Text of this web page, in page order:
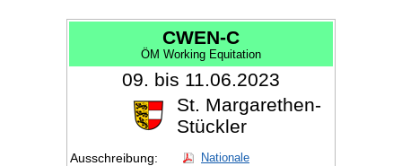
CWEN-C
ÖM Working Equitation
09. bis 11.06.2023
St. Margarethen-
Stückler
Ausschreibung: Nationale